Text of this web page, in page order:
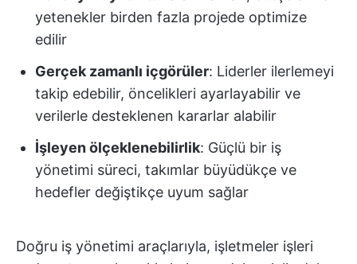
yetenekler birden fazla projede optimize
edilir
Gerçek zamanlı içgörüler: Liderler ilerlemeyi
takip edebilir, öncelikleri ayarlayabilir ve
verilerle desteklenen kararlar alabilir
İşleyen ölçeklenebilirlik: Güçlü bir iş
yönetimi süreci, takımlar büyüdükçe ve
hedefler değiştikçe uyum sağlar
Doğru iş yönetimi araçlarıyla, işletmeler işleri